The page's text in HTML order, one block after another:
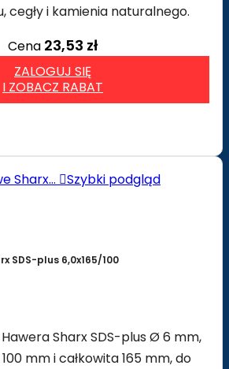
cegły i kamienia naturalnego.
Cena 23,53 zł
ZALOGUJ SIĘ
I ZOBACZ RABAT
Szybki podgląd
SDS-plus 6,0x165/100
Sharx SDS-plus Ø 6 mm,
mm i całkowita 165 mm, do